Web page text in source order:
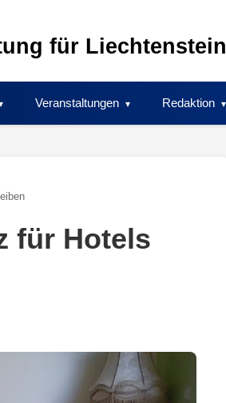
für Liechtenstein
Veranstaltungen Redaktion
für Hotels